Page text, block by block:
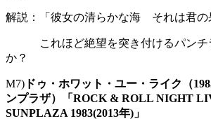
解説：「彼女の清らかな海 それは君
これほど絶望を突き付けるパンチ
か？
M7) ドゥ・ホワット・ユー・ライク（
ンプラザ）「ROCK & ROLL NIGHT
SUNPLAZA 1983(2013年)」